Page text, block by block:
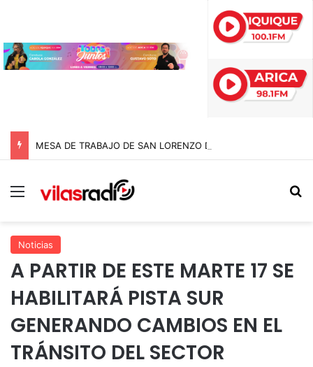
Menú
Noticias
A PARTIR DE ESTE MARTE 17 SE
HABILITARÁ PISTA SUR
GENERANDO CAMBIOS EN EL
TRÁNSITO DEL SECTOR